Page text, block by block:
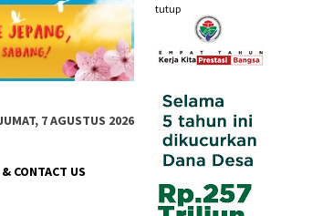
tutup
7 AGUSTUS 2026
CONTACT US